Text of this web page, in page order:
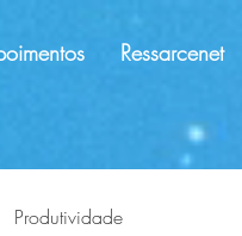
Ressarcenet
Produtividade